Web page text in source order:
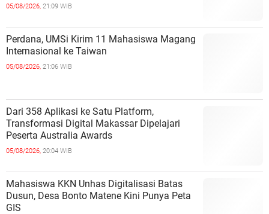
05/08/2026, 21:09 WIB
Perdana, UMSi Kirim 11 Mahasiswa Magang
Internasional ke Taiwan
05/08/2026, 21:06 WIB
Dari 358 Aplikasi ke Satu Platform,
Transformasi Digital Makassar Dipelajari
Peserta Australia Awards
05/08/2026, 20:04 WIB
Mahasiswa KKN Unhas Digitalisasi Batas
Dusun, Desa Bonto Matene Kini Punya Peta
GIS